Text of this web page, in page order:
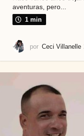
aventuras, pero...
1 min
por Ceci Villanelle